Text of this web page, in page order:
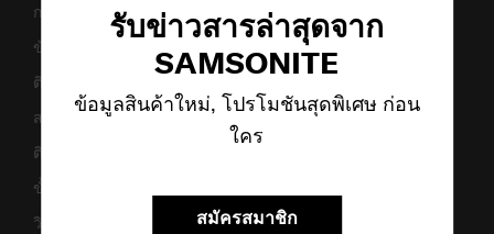
รับข่าวสารล่าสุดจาก
SAMSONITE
ข้อมูลสินค้าใหม่, โปรโมชันสุดพิเศษ ก่อน
ใคร
สมัครสมาชิก
การคืนสินค้าและการคืนเงิน
ข้อกำหนดและเงื่อนไขการรับประกัน
ติดต่อเรา
สอบถามข้อมูลทางธุรกิจ
ติดตามสถานะสินค้า
ขั้นตอนการผ่อนชำระ
วิธีเซ็ตรหัสล็อค